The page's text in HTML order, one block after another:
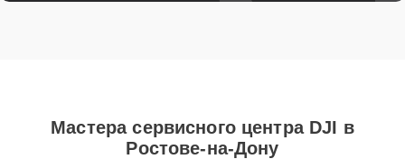
Мастера сервисного центра DJI в
Ростове-на-Дону